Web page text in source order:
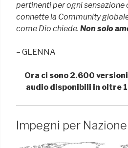
pertinenti per ogni sensazione
connette la Community
come Dio chiede. Non solo
– GLENNA
Ora ci sono 2.600
audio disponibili in oltre
Impegni per Nazione